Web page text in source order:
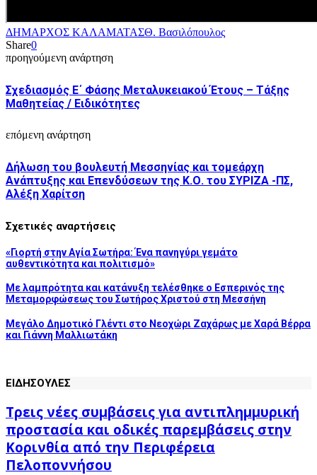
ΔΗΜΑΡΧΟΣ ΚΑΛΑΜΑΤΑΣΘ. Βασιλόπουλος
Share0
προηγούμενη ανάρτηση
Σχεδιασμός Ε΄ Φάσης Μεταλυκειακού Έτους – Τάξης
Μαθητείας / Ειδικότητες
επόμενη ανάρτηση
Δήλωση του βουλευτή Μεσσηνίας και τομεάρχη
Ανάπτυξης και Επενδύσεων της Κ.Ο. του ΣΥΡΙΖΑ -ΠΣ,
Αλέξη Χαρίτση
Σχετικές αναρτήσεις
«Γιορτή στην Αγία Σωτήρα: Ένα πανηγύρι γεμάτο
αυθεντικότητα και πολιτισμό»
Με λαμπρότητα και κατάνυξη τελέσθηκε ο Εσπερινός της
Μεταμορφώσεως του Σωτήρος Χριστού στη Μεσσήνη
Μεγάλο Δημοτικό Γλέντι στο Νεοχώρι Ζαχάρως με Χαρά Βέρρα
και Γιάννη Μαλλιωτάκη
ΕΙΔΗΣΟΥΛΕΣ
Τρεις νέες συμβάσεις για αντιπλημμυρική
προστασία και οδικές παρεμβάσεις στην
Κορινθία από την Περιφέρεια
Πελοποννήσου